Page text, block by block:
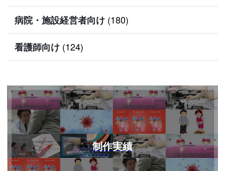
病院・施設経営者向け (180)
看護師向け (124)
制作実績